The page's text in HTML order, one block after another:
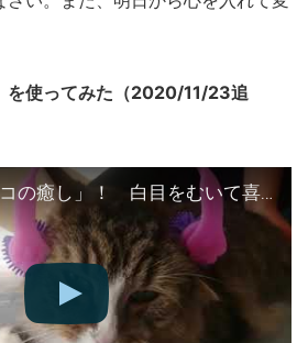
を使ってみた（2020/11/23追
すごいぞ「ニャンコの癒し」！ 白目をむいて喜ぶ猫！！全身マッサージで愛猫とのコミュニケーションが倍増！！！